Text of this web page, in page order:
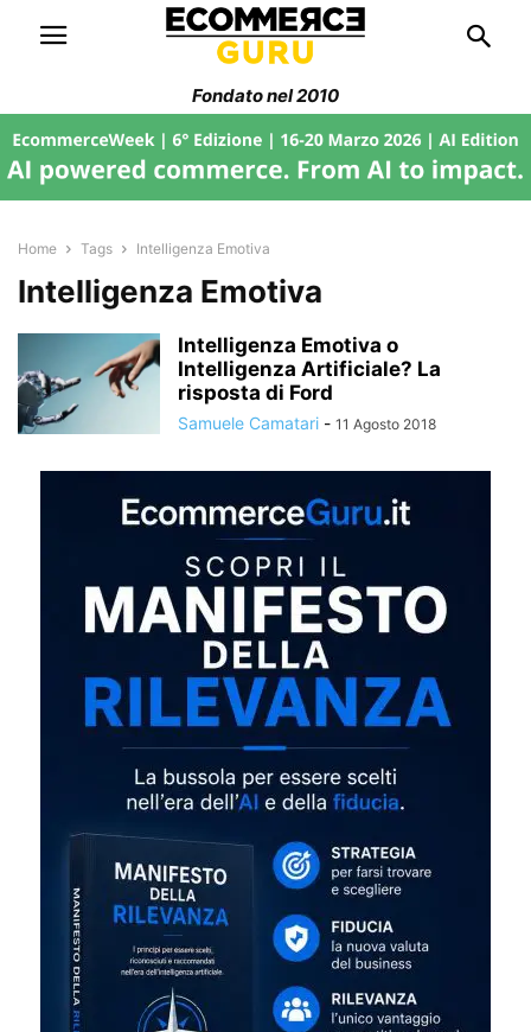
Fondato nel 2010
Home Tags Intelligenza Emotiva
Intelligenza Emotiva
Intelligenza Emotiva o
Intelligenza Artificiale? La
risposta di Ford
Samuele Camatari - 11 Agosto 2018